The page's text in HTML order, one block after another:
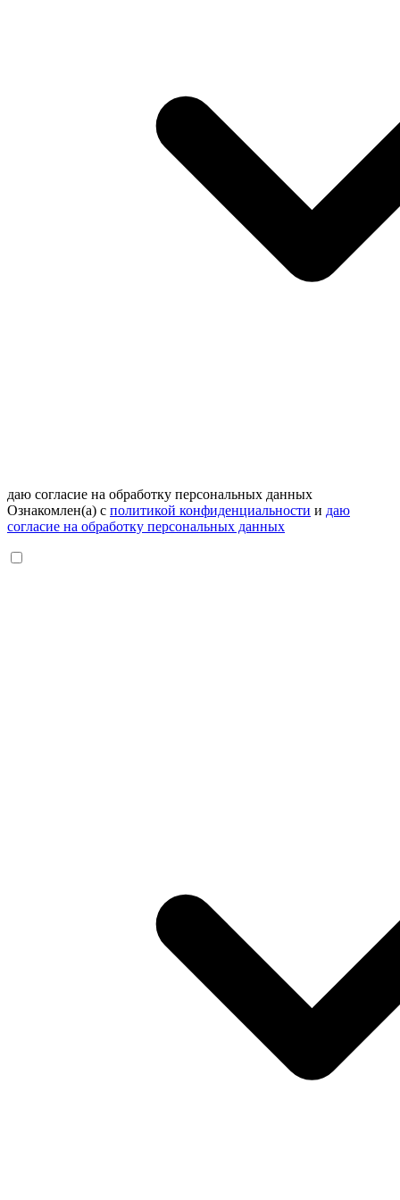
даю согласие на обработку персональных данных
Ознакомлен(а) с политикой конфиденциальности и даю
согласие на обработку персональных данных